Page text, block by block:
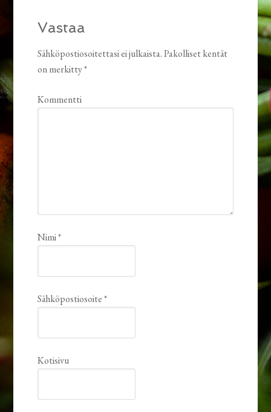
Vastaa
Sähköpostiosoitettasi ei julkaista.Pakolliset kentät
on merkitty*
Kommentti
Nimi*
Sähköpostiosoite*
Kotisivu